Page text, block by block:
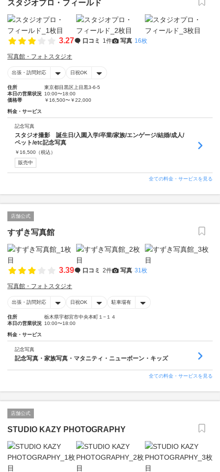
スタジオプロ・フィールド
3.27 口コミ 1件 写真 16枚
写真館・フォトスタジオ
出張・訪問対応 日祝OK
住所
東京都目黒区上目黒3-6-5
本日の営業状況 10:00〜18:00
価格帯
￥16,500〜￥22,000
料金・サービス
記念写真
スタジオ撮影 誕生日/入園入学/卒業/家族/エンゲージ/結婚/成人/
ペット/etc記念写真
￥ 16,500 （税込）
販売中
全ての料金・サービスを見る
店舗公式
すずき写真館
3.39 口コミ 2件 写真 31枚
写真館・フォトスタジオ
出張・訪問対応 日祝OK 駐車場有
住所
栃木県宇都宮市中央本町１−１４
本日の営業状況 10:00〜18:00
料金・サービス
記念写真
記念写真・家族写真・マタニティ・ニューボーン・キッズ
全ての料金・サービスを見る
店舗公式
STUDIO KAZY PHOTOGRAPHY